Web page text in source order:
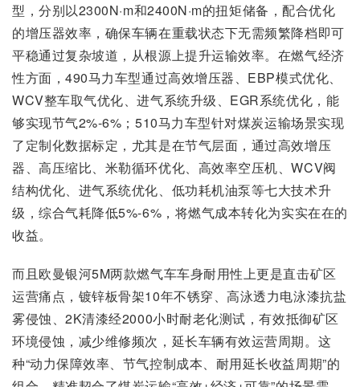
型，分别以2300N·m和2400N·m的扭矩储备，配合优化
的增压器效率，确保车辆在重载状态下无需频繁降档即可
平稳通过复杂坡道，从根源上提升运输效率。在燃气经济
性方面，490马力车型通过高效增压器、EBP模式优化、
WCV整车取气优化、进气系统升级、EGR系统优化，能
够实现节气2%-6%；510马力车型针对煤炭运输场景实现
了定制化数据标定，尤其是在节气层面，通过高效增压
器、高压缩比、米勒循环优化、高效率空压机、WCV阀
结构优化、进气系统优化、低功耗机油泵等七大技术升
级，综合气耗降低5%-6%，将燃气成本转化为实实在在的
收益。
而且欧曼银河5M两款燃气车车身耐用性上更是直击矿区
运营痛点，镀锌板骨架10年不锈穿、高泳透力电泳漆抗盐
雾侵蚀、2K清漆经2000小时耐老化测试，有效抵御矿区
环境侵蚀，减少维修频次，延长车辆有效运营周期。这
种“动力保障效率、节气控制成本、耐用延长收益周期”的